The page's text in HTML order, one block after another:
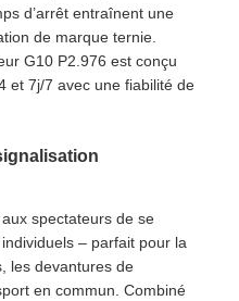
d’arrêt entraînent une
de marque ternie.
G10 P2.976 est conçu
et 7j/7 avec une fiabilité de
spectateurs de se
– parfait pour la
les devantures de
en commun. Combiné